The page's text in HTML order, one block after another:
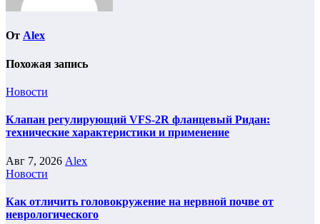
От Alex
Похожая запись
Новости
Клапан регулирующий VFS-2R фланцевый Ридан:
технические характеристики и применение
Авг 7, 2026 Alex
Новости
Как отличить головокружение на нервной почве от
неврологического